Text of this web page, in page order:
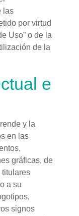
las
por virtud
Uso” o de la
de la
e
y la
en las
gráficas, de
titulares
a su
signos